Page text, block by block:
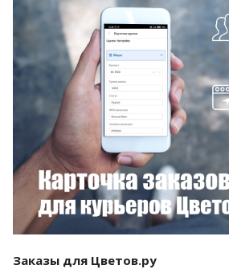
Смотреть проект
Заказы для Цветов.ру